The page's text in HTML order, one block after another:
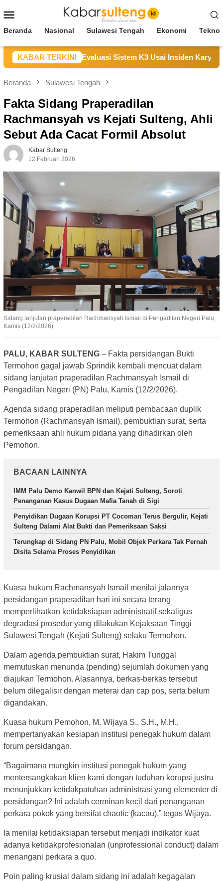
ke
Mobile
Beranda Nasional Sulawesi Tengah Ekonomi
KABAR TERKINI
Duka, Janji Evaluasi Sistem K3 Usai Insiden Karyawan di
Beranda Sulawesi Tengah
Fakta Sidang Praperadilan
Rachmansyah vs Kejati Sulteng, Ahli
Sebut Ada Cacat Formil Absolut
Kabar Sulteng
12 Februari 2026
Sidang lanjutan praperadilan Rachmansyah Ismail di Pengadilan Negeri Palu,
Kamis (12/2/2026).
PALU, KABAR SULTENG – Fakta persidangan Bukti
Termohon gagal jawab Sprindik kembali mencuat dalam
sidang lanjutan praperadilan Rachmansyah Ismail di
Pengadilan Negeri (PN) Palu, Kamis (12/2/2026).
Agenda sidang praperadilan meliputi pembacaan duplik
Termohon (Rachmansyah Ismail), pembuktian surat, serta
pemeriksaan ahli hukum pidana yang dihadirkan oleh
Pemohon.
BACAAN LAINNYA
IMM Palu Demo Kanwil BPN dan Kejati Sulteng, Soroti
Penanganan Kasus Dugaan Mafia Tanah di Sigi
Penyidikan Dugaan Korupsi PT Cocoman Terus Bergulir, Kejati
Sulteng Dalami Alat Bukti dan Pemeriksaan Saksi
Terungkap di Sidang PN Palu, Mobil Objek Perkara Tak Pernah
Disita Selama Proses Penyidikan
Kuasa hukum Rachmansyah Ismail menilai jalannya
persidangan praperadilan hari ini secara terang
memperlihatkan ketidaksiapan administratif sekaligus
degradasi prosedur yang dilakukan Kejaksaan Tinggi
Sulawesi Tengah (Kejati Sulteng) selaku Termohon.
Dalam agenda pembuktian surat, Hakim Tunggal
memutuskan menunda (pending) sejumlah dokumen yang
diajukan Termohon. Alasannya, berkas-berkas tersebut
belum dilegalisir dengan meterai dan cap pos, serta belum
digandakan.
Kuasa hukum Pemohon, M. Wijaya S., S.H., M.H.,
mempertanyakan kesiapan institusi penegak hukum dalam
forum persidangan.
“Bagaimana mungkin institusi penegak hukum yang
mentersangkakan klien kami dengan tuduhan korupsi justru
menunjukkan ketidakpatuhan administrasi yang elementer di
persidangan? Ini adalah cerminan kecil dari penanganan
perkara pokok yang bersifat chaotic (kacau),” tegas Wijaya.
Ia menilai ketidaksiapan tersebut menjadi indikator kuat
adanya ketidakprofesionalan (unprofessional conduct) dalam
menangani perkara a quo.
Poin paling krusial dalam sidang ini adalah kegagalan